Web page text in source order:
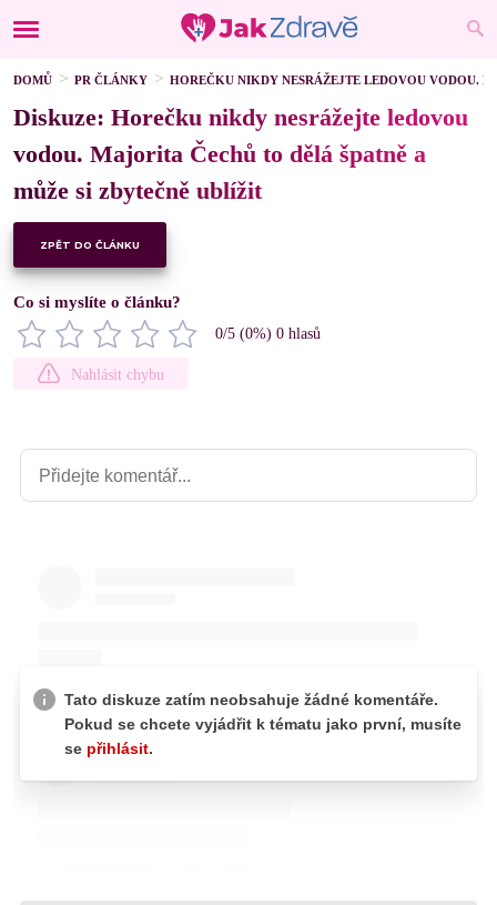
DOMŮ PR ČLÁNKY HOREČKU NIKDY NESRÁŽEJTE LEDOVOU VODOU.
Diskuze: Horečku nikdy nesrážejte ledovou
vodou. Majorita Čechů to dělá špatně a
může si zbytečně ublížit
ZPĚT DO ČLÁNKU
Co si myslíte o článku?
0/5 (0%) 0 hlasů
Nahlásit chybu